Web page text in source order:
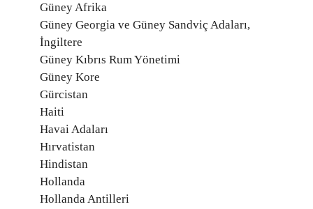
Güney Afrika
Güney Georgia ve Güney Sandviç Adaları,
İngiltere
Güney Kıbrıs Rum Yönetimi
Güney Kore
Gürcistan
Haiti
Havai Adaları
Hırvatistan
Hindistan
Hollanda
Hollanda Antilleri